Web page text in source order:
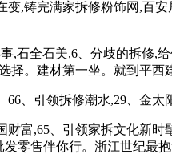
铸完满家拆修粉饰网,百
全石美,6、分歧的拆修,
。建材第一坐。就到平西
引领拆修潮水,29、金太
,65、引领家拆文化新时
零售伴你行。浙江世纪最抱